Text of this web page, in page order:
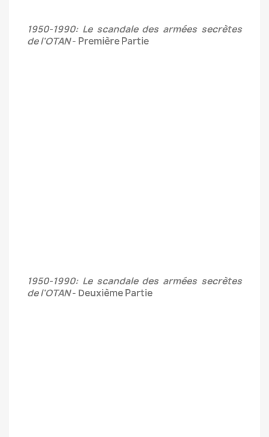
1950-1990: Le scandale des armées secrètes
de l'OTAN- Première Partie
1950-1990: Le scandale des armées secrètes
de l'OTAN- Deuxième Partie